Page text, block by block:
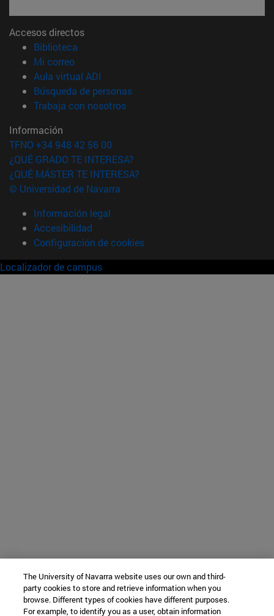
Accesos directos
Biblioteca
Mi correo(abre en nueva ventana)
Aula virtual ADI
Búsqueda de personas(abre en nueva ventana)
Trabaja con nosotros(abre en nueva ventana)
Información
TFNO +34 948 42 56 00
¿QUÉ GRADO TE INTERESA?
¿QUÉ MÁSTER TE INTERESA?
© Universidad de Navarra
Información legal
Accesibilidad
Configuración de cookies
Localizador de campus
The University of Navarra website uses our own and third-
party cookies to store and retrieve information when you
browse. Different types of cookies have different purposes.
For example, to identify you as a user, obtain information